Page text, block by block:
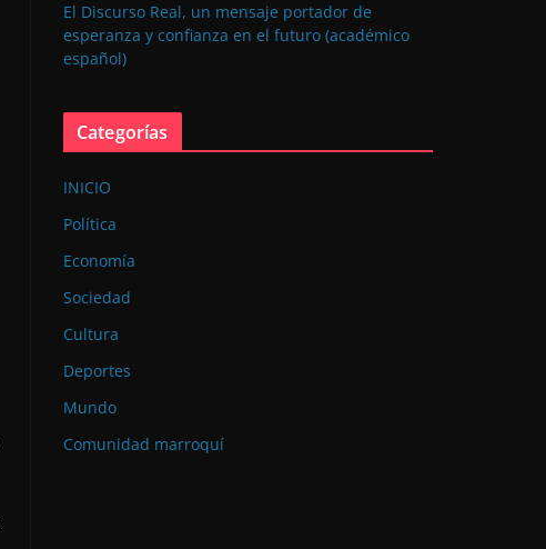
El Discurso Real, un mensaje portador de
esperanza y confianza en el futuro (académico
español)
Categorías
INICIO
Política
Economía
Sociedad
Cultura
Deportes
Mundo
Comunidad marroquí